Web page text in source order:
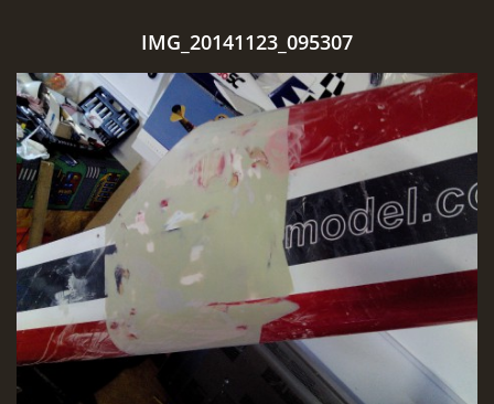
FOTOALBUM
POČASÍ
AKCE
AKTUALITY
ODKAZY
IMG_20141123_095307